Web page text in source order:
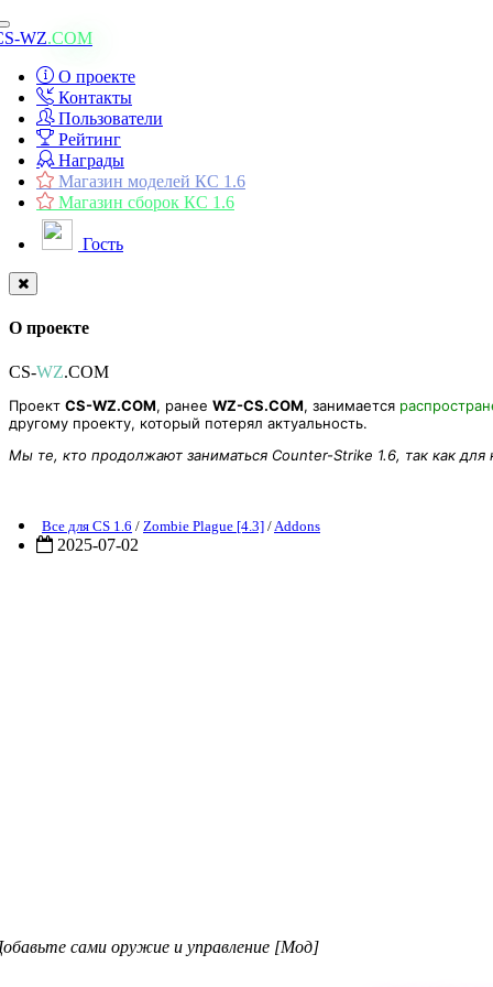
Toggle
navigation
WZ.COM
О проекте
Контакты
Пользователи
Рейтинг
Награды
Магазин моделей КС 1.6
Магазин сборок КС 1.6
Гость
О проекте
CS-WZ.COM
Проект CS-WZ.COM, ранее WZ-CS.COM, занимается
другому проекту, который потерял актуальность.
Мы те, кто продолжают заниматься Counter-Strike 1.6, так как для
Все для CS 1.6 / Zombie Plague [4.3] / Addons
2025-07-02
сами оружие и управление [Мод]